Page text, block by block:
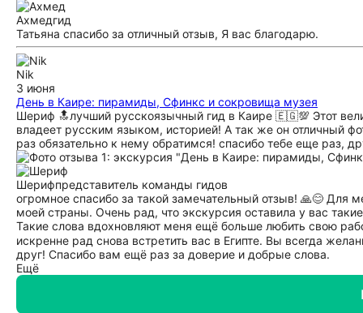
Ахмедгид
Татьяна спасибо за отличный отзыв, Я вас благодарю.
Nik
3 июня
День в Каире: пирамиды, Сфинкс и сокровища музея
Шериф 🔝лучший русскоязычный гид в Каире 🇪🇬💯 Этот
владеет русским языком, историей! А так же он отличный
раз обязательно к нему обратимся! спасибо тебе еще раз,
Шерифпредставитель команды гидов
огромное спасибо за такой замечательный отзыв! 🙏😊 Для
моей страны. Очень рад, что экскурсия оставила у вас
Такие слова вдохновляют меня ещё больше любить свою
искренне рад снова встретить вас в Египте. Вы всегда
друг! Спасибо вам ещё раз за доверие и добрые слова.
Ещё